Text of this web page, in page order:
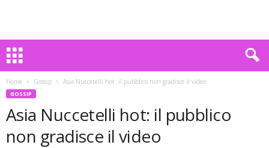
Home Gossip Asia Nuccetelli hot: il pubblico non gradisce il video
GOSSIP
Asia Nuccetelli hot: il pubblico
non gradisce il video